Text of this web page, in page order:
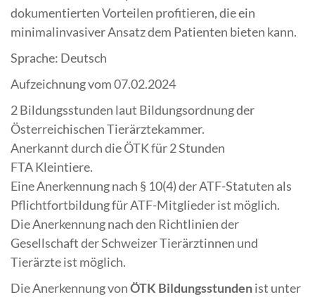
dokumentierten Vorteilen profitieren, die ein
minimalinvasiver Ansatz dem Patienten bieten kann.
Sprache: Deutsch
Aufzeichnung vom 07.02.2024
2 Bildungsstunden laut Bildungsordnung der
Österreichischen Tierärztekammer.
Anerkannt durch die ÖTK für 2 Stunden
FTA Kleintiere.
Eine Anerkennung nach § 10(4) der ATF-Statuten als
Pflichtfortbildung für ATF-Mitglieder ist möglich.
Die Anerkennung nach den Richtlinien der
Gesellschaft der Schweizer Tierärztinnen und
Tierärzte ist möglich.
Die Anerkennung vonÖTK Bildungsstundenist unter